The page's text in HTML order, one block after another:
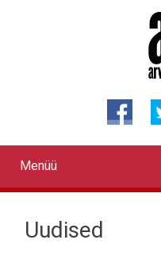
Primary
links
Menüü
Uudised